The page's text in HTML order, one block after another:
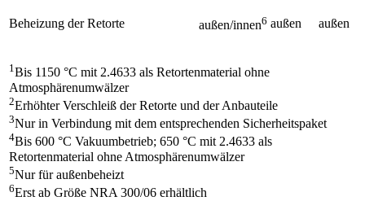
Beheizung der Retorte außen/innen6 außen außen
1Bis 1150 °C mit 2.4633 als Retortenmaterial ohne
Atmosphärenumwälzer
2Erhöhter Verschleiß der Retorte und der Anbauteile
3Nur in Verbindung mit dem entsprechenden Sicherheitspaket
4Bis 600 °C Vakuumbetrieb; 650 °C mit 2.4633 als
Retortenmaterial ohne Atmosphärenumwälzer
5Nur für außenbeheizt
6Erst ab Größe NRA 300/06 erhältlich